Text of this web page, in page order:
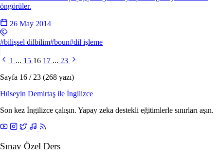
öngörüler.
26 May 2014
#bilişsel dilbilim#boun#dil işleme
1 ... 15 16 17 ... 23
Sayfa 16 / 23 (268 yazı)
Hüseyin Demirtaş ile İngilizce
Son kez İngilizce çalışın. Yapay zeka destekli eğitimlerle sınırları aşın.
Sınav Özel Ders